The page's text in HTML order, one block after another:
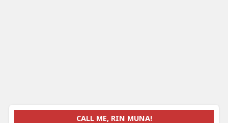
CALL ME, RIN MUNA!